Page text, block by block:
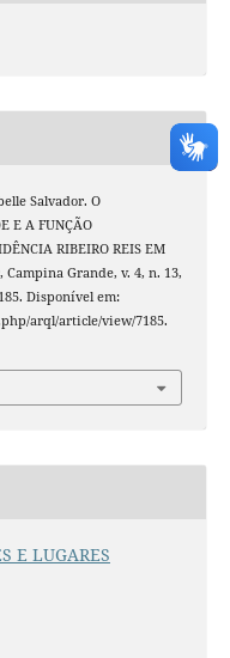
Salvador. O
E A FUNÇÃO
RIBEIRO REIS EM
, Campina Grande, v. 4, n. 13,
Disponível em:
arql/article/view/7185.
E LUGARES